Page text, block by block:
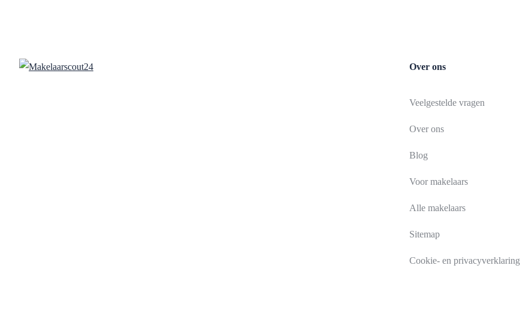
Over ons
Veelgestelde vragen
Over ons
Blog
Voor makelaars
Alle makelaars
Sitemap
Cookie- en privacyverklaring